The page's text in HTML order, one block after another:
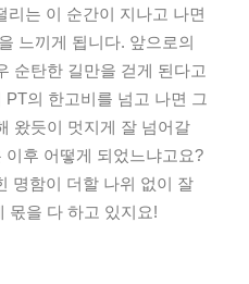
리는 이 순간이 지나고 나면
느끼게 됩니다. 앞으로의
순탄한 길만을 걷게 된다고
의 한고비를 넘고 나면 그
왔듯이 멋지게 잘 넘어갈
후 어떻게 되었느냐고요?
명함이 더할 나위 없이 잘
몫을 다 하고 있지요!